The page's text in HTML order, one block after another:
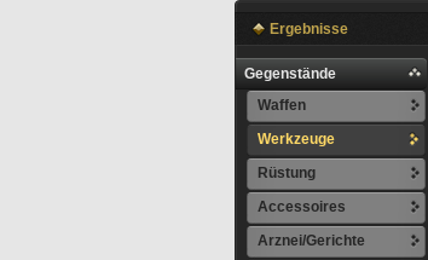
Ergebnisse
Gegenstände
Waffen
Werkzeuge
Rüstung
Accessoires
Arznei/Gerichte